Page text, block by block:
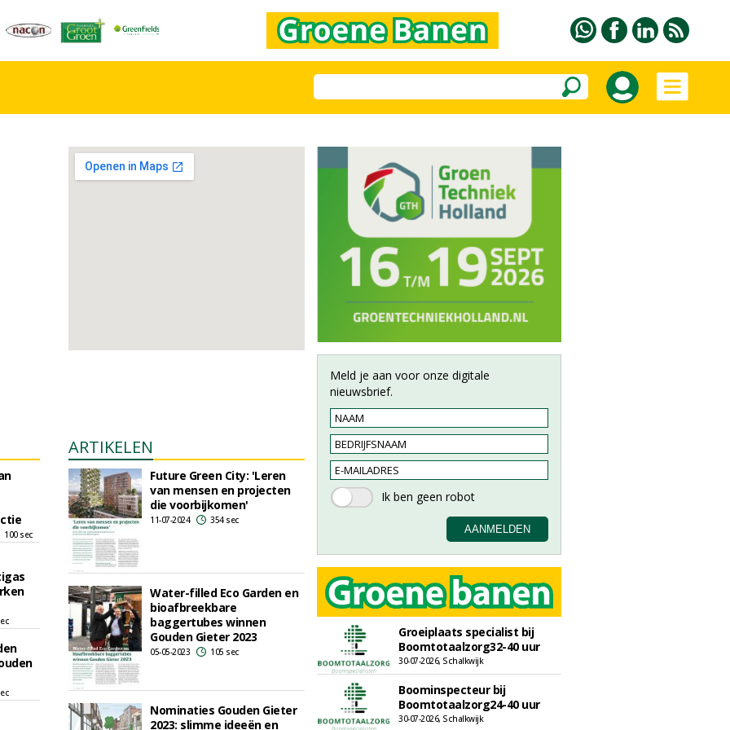
100 sec
ARTIKELEN
Future Green City: 'Leren
van mensen en projecten
die voorbijkomen'
11-07-2024 354 sec
Water-filled Eco Garden en
bioafbreekbare
baggertubes winnen
Gouden Gieter 2023
05-05-2023 105 sec
Nominaties Gouden Gieter
2023: slimme ideeën en
Meld je aan voor onze digitale
nieuwsbrief.
Groeiplaats specialist bij
Boomtotaalzorg32-40 uur
30-07-2026, Schalkwijk
Boominspecteur bij
Boomtotaalzorg24-40 uur
30-07-2026, Schalkwijk